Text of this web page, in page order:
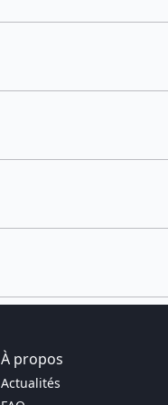
À propos
Actualités